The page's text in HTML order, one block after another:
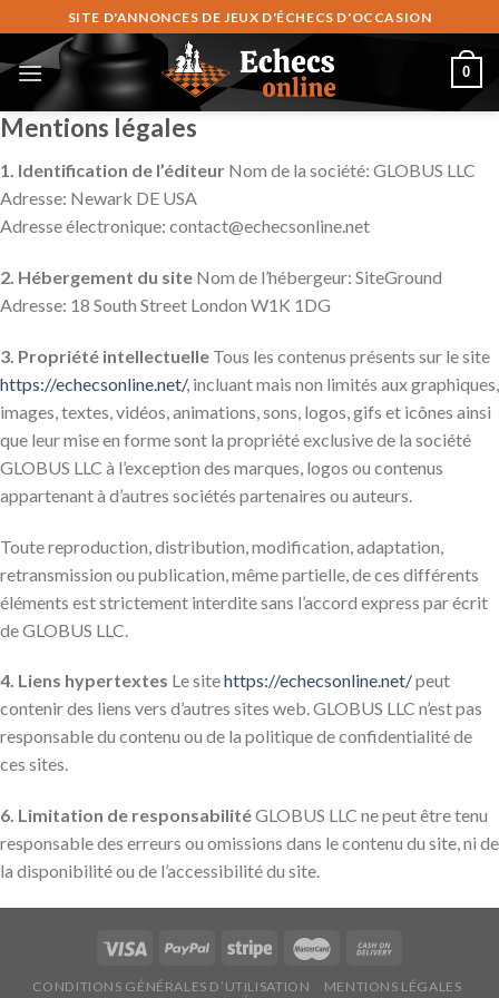
to
content
SITE D'ANNONCES DE JEUX D'ÉCHECS D'OCCASION
0
Mentions légales
1. Identification de l’éditeur Nom de la société: GLOBUS LLC
Adresse: Newark DE USA
Adresse électronique: contact@echecsonline.net
2. Hébergement du site Nom de l’hébergeur: SiteGround
Adresse: 18 South Street London W1K 1DG
3. Propriété intellectuelle Tous les contenus présents sur le site
https://echecsonline.net/, incluant mais non limités aux graphiques,
images, textes, vidéos, animations, sons, logos, gifs et icônes ainsi
que leur mise en forme sont la propriété exclusive de la société
GLOBUS LLC à l’exception des marques, logos ou contenus
appartenant à d’autres sociétés partenaires ou auteurs.
Toute reproduction, distribution, modification, adaptation,
retransmission ou publication, même partielle, de ces différents
éléments est strictement interdite sans l’accord express par écrit
de GLOBUS LLC.
4. Liens hypertextes Le sitehttps://echecsonline.net/peut
contenir des liens vers d’autres sites web. GLOBUS LLC n’est pas
responsable du contenu ou de la politique de confidentialité de
ces sites.
6. Limitation de responsabilitéGLOBUS LLC ne peut être tenu
responsable des erreurs ou omissions dans le contenu du site, ni de
la disponibilité ou de l’accessibilité du site.
CONDITIONS GÉNÉRALES D’UTILISATION
MENTIONS LÉGALES